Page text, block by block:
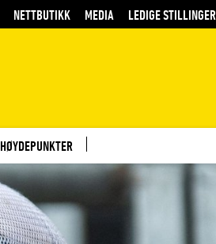
NETTBUTIKK MEDIA LEDIGE STILLINGER
HØYDEPUNKTER